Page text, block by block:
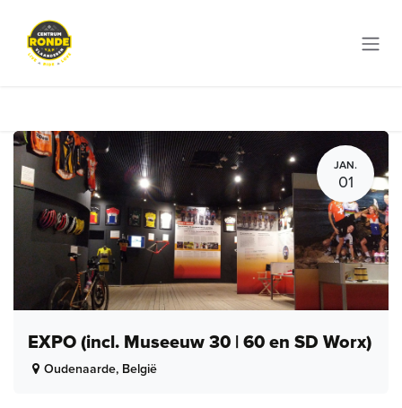
JAN.
01
EXPO (incl. Museeuw 30 | 60 en SD Worx)
Oudenaarde, België